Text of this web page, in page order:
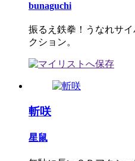
bunaguchi
振るえ鉄拳！うなれサ
クション。
斬咲
星鼠